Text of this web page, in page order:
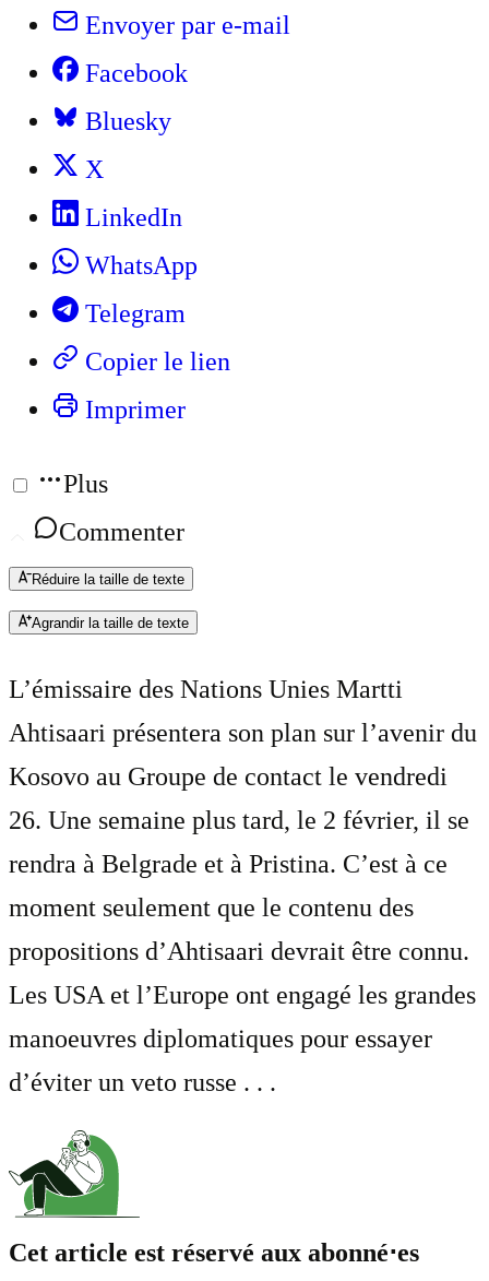
Envoyer par e-mail
Facebook
Bluesky
X
LinkedIn
WhatsApp
Telegram
Copier le lien
Imprimer
Plus
Commenter
Réduire la taille de texte
Agrandir la taille de texte
L’émissaire des Nations Unies Martti
Ahtisaari présentera son plan sur l’avenir du
Kosovo au Groupe de contact le vendredi
26. Une semaine plus tard, le 2 février, il se
rendra à Belgrade et à Pristina. C’est à ce
moment seulement que le contenu des
propositions d’Ahtisaari devrait être connu.
Les USA et l’Europe ont engagé les grandes
manoeuvres diplomatiques pour essayer
d’éviter un veto russe . . .
Cet article est réservé aux abonné⋅es